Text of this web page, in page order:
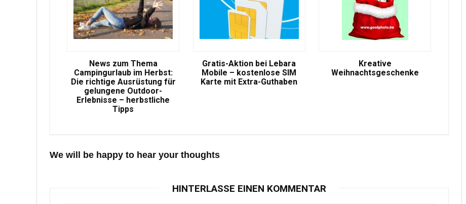
News zum Thema
Campingurlaub im Herbst:
Die richtige Ausrüstung für
gelungene Outdoor-
Erlebnisse – herbstliche
Tipps
Gratis-Aktion bei Lebara
Mobile – kostenlose SIM
Karte mit Extra-Guthaben
Kreative
Weihnachtsgeschenke
We will be happy to hear your thoughts
HINTERLASSE EINEN KOMMENTAR